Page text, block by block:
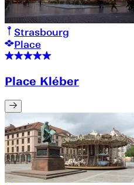
Strasbourg
Place
Place Kléber